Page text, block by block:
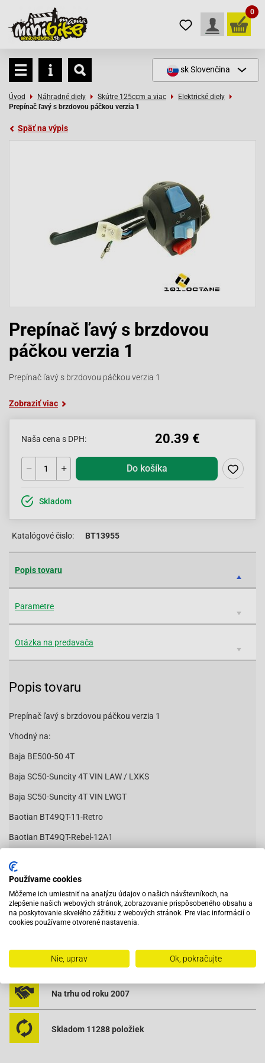
0
skSlovenčina
Úvod Náhradné diely Skútre 125ccm a viac
Elektrické diely
Prepínač ľavý s brzdovou páčkou verzia 1
Späť na výpis
Prepínač ľavý s brzdovou
páčkou verzia 1
Prepínač ľavý s brzdovou páčkou verzia 1
Zobraziť viac
Naša cena s DPH: 20.39 €
Do košíka
Skladom
Katalógové čislo: BT13955
Popis tovaru
Parametre
Otázka na predavača
Popis tovaru
Prepínač ľavý s brzdovou páčkou verzia 1
Vhodný na:
Baja BE500-50 4T
Baja SC50-Suncity 4T VIN LAW / LXKS
Baja SC50-Suncity 4T VIN LWGT
Baotian BT49QT-11-Retro
Baotian BT49QT-Rebel-12A1
Baotian BT49QT-12D-Hero
Baotian-BT49QT-12E Rocky
Baotian-BT49QT-12F Tanco
Baotian BT49QT-12P1-Tiger
Baotian BT49QT-2A-Big Panther
Baotian BT49QT-2C-Falcon
Baotian BT49QT-3-
Vybavený servis s odborným vyškoleným personálom
Pri objednaní do 12:00 tovar zajtra u vás
Na trhu od roku 2007
Skladom 11288 položiek
Používame cookies
Môžeme ich umiestniť na analýzu údajov o našich návštevníkoch, na
zlepšenie našich webových stránok, zobrazovanie prispôsobeného obsahu a
na poskytovanie skvelého zážitku z webových stránok. Pre viac informácií o
cookies používame otvorené nastavenia.
Nie, uprav Ok, pokračujte